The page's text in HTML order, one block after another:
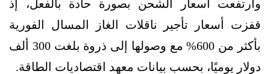
وارتفعت أسعار الشحن بصورة حادة بالفعل، إذ
قفزت أسعار تأجير ناقلات الغاز المسال الفورية
بأكثر من 600% مع وصولها إلى ذروة بلغت 300 ألف
دولار يوميًا، بحسب بيانات معهد اقتصاديات الطاقة.